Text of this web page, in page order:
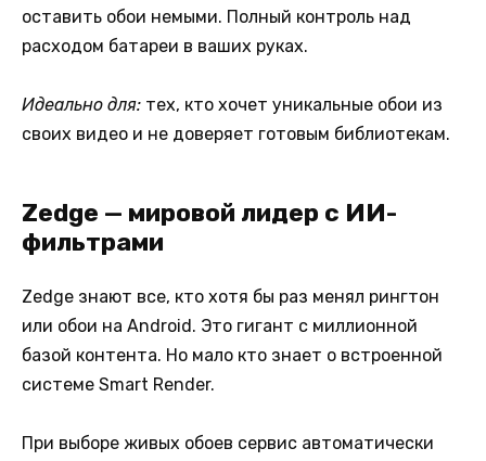
оставить обои немыми. Полный контроль над
расходом батареи в ваших руках.
Идеально для: тех, кто хочет уникальные обои из
своих видео и не доверяет готовым библиотекам.
Zedge — мировой лидер с ИИ-
фильтрами
Zedge знают все, кто хотя бы раз менял рингтон
или обои на Android. Это гигант с миллионной
базой контента. Но мало кто знает о встроенной
системе Smart Render.
При выборе живых обоев сервис автоматически